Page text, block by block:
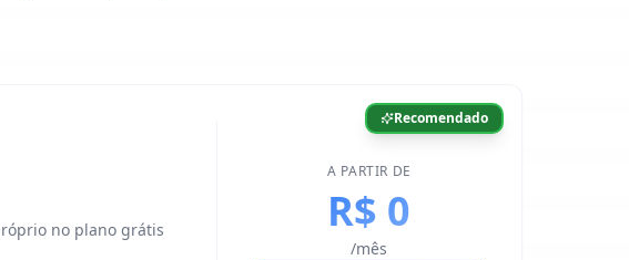
Recomendado
no plano grátis
A PARTIR DE
R$ 0
/mês